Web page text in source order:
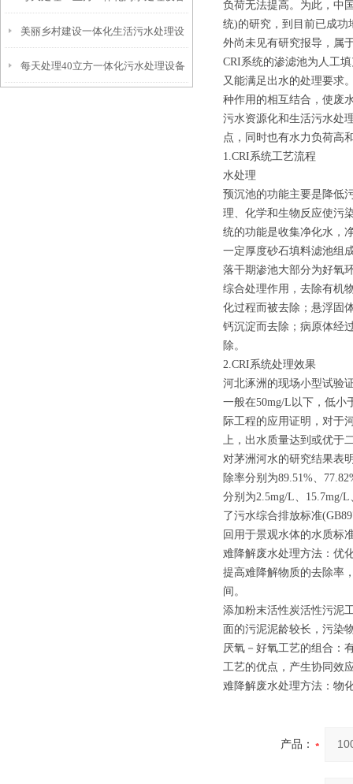
美丽乡村建设一体化生活污水处理设
备
每天处理40立方一体化污水处理设备
负荷无法提高。为此，中
统)的研究，到目前已成功
外尚未见有研究报导，属
CRI系统的渗滤池为人工
又能满足出水的处理要求
种作用的相互结合，使废
污水资源化和生活污水处
点，同时也有水力负荷高
1.CRI系统工艺流程
水处理
预沉池的功能主要是降低
理、化学和生物反应使污
统的功能是收集净化水，
一定厚度砂石填料滤池组
落干期渗池大部分为好氧
综合处理作用，去除有机
化过程而被去除；悬浮固
钙沉淀而去除；病原体经
除。
2.CRI系统处理效果
河北涿洲的现场小型试验
一般在50mg/L以下，低小
际工程的应用证明，对于
上，出水质量达到或优于
对茅洲河水的研究结果表
除率分别为89.51%、
分别为2.5mg/L、15.7mg/
了污水综合排放标准
回用于景观水体的水质标
难降解废水处理方法：优
提高难降解物质的去除率
间。
添加粉末活性炭活性污泥
面的污泥泥龄较长，污染
厌氧－好氧工艺的组合：
工艺的优点，产生协同效
难降解废水处理方法：物
产品：